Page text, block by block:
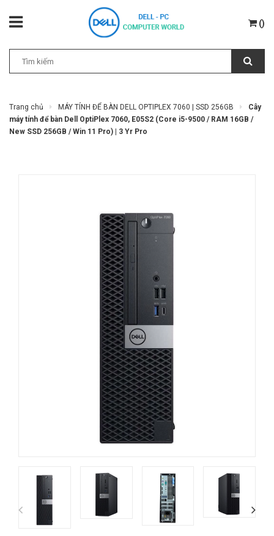
()
Trang chủ MÁY TÍNH ĐỂ BÀN DELL OPTIPLEX 7060 | SSD 256GB
Cây
máy tính để bàn Dell OptiPlex 7060, E05S2 (Core i5-9500 / RAM 16GB /
New SSD 256GB / Win 11 Pro) | 3 Yr Pro